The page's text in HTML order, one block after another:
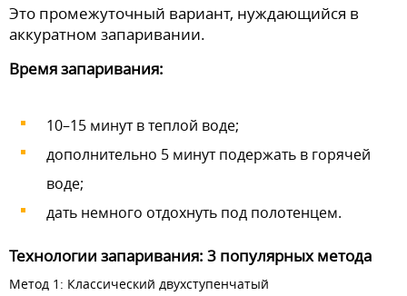
Это промежуточный вариант, нуждающийся в
аккуратном запаривании.
Время запаривания:
10–15 минут в теплой воде;
дополнительно 5 минут подержать в горячей
воде;
дать немного отдохнуть под полотенцем.
Технологии запаривания: 3 популярных метода
Метод 1: Классический двухступенчатый